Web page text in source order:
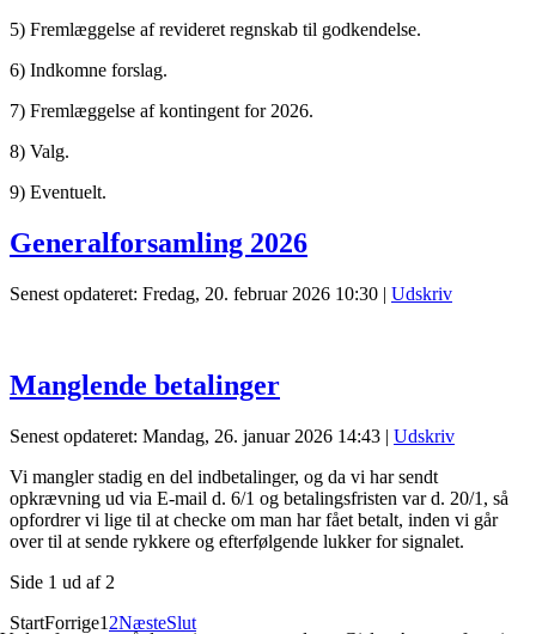
5) Fremlæggelse af revideret regnskab til godkendelse.
6) Indkomne forslag.
7) Fremlæggelse af kontingent for 2026.
8) Valg.
9) Eventuelt.
Generalforsamling 2026
Senest opdateret: Fredag, 20. februar 2026 10:30 | Udskriv
Manglende betalinger
Senest opdateret: Mandag, 26. januar 2026 14:43 | Udskriv
Vi mangler stadig en del indbetalinger, og da vi har sendt
opkrævning ud via E-mail d. 6/1 og betalingsfristen var d. 20/1, så
opfordrer vi lige til at checke om man har fået betalt, inden vi går
over til at sende rykkere og efterfølgende lukker for signalet.
Side 1 ud af 2
StartForrige1 2NæsteSlut